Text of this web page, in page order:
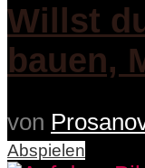
Willst
bauen,
von
Abspielen